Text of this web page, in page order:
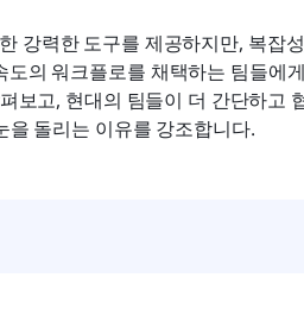
강력한 도구를 제공하지만, 복잡
의 워크플로를 채택하는 팀들에
보고, 현대의 팀들이 더 간단하고
돌리는 이유를 강조합니다.